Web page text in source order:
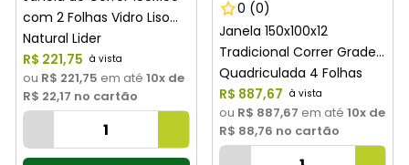
com 2 Folhas Vidro Liso
Natural Lider
R$ 221,75
ou R$ 221,75 em até 10x de
R$ 22,17 no cartão
0 (0)
Janela 150x100x12
Tradicional Correr Grade
Quadriculada 4 Folhas
Branca Haiala
R$ 887,67
ou R$ 887,67 em até 10x de
R$ 88,76 no cartão